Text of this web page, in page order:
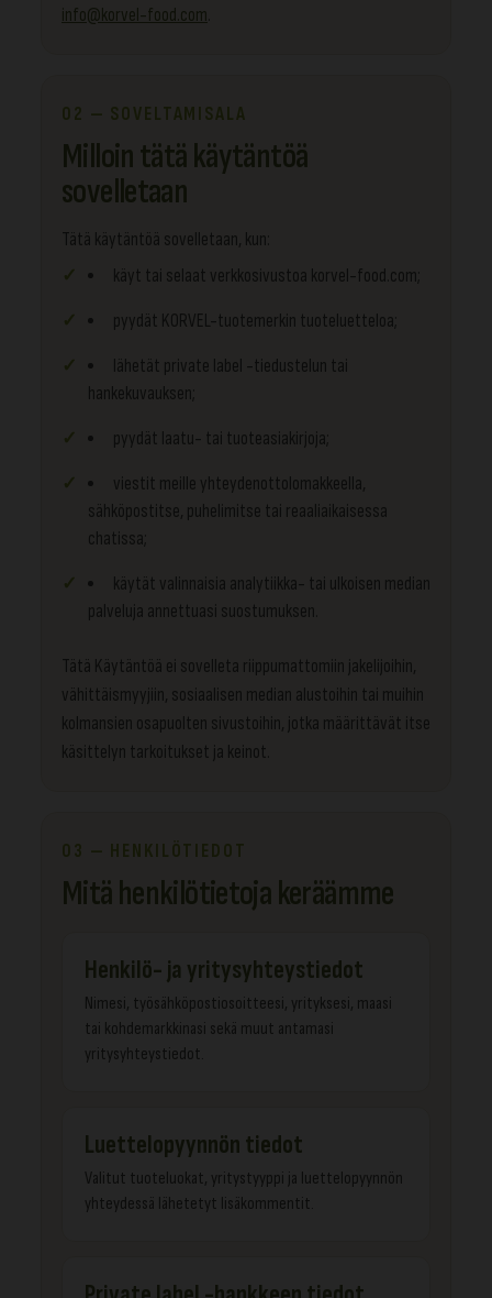
info@korvel-food.com
02 — SOVELTAMISALA
Milloin tätä käytäntöä
sovelletaan
Tätä käytäntöä sovelletaan, kun:
käyt tai selaat verkkosivustoa korvel-food.com;
pyydät KORVEL-tuotemerkin tuoteluetteloa;
lähetät private label -tiedustelun tai
hankekuvauksen;
pyydät laatu- tai tuoteasiakirjoja;
viestit meille yhteydenottolomakkeella,
sähköpostitse, puhelimitse tai reaaliaikaisessa
chatissa;
käytät valinnaisia analytiikka- tai ulkoisen median
palveluja annettuasi suostumuksen.
Tätä Käytäntöä ei sovelleta riippumattomiin jakelijoihin,
vähittäismyyjiin, sosiaalisen median alustoihin tai muihin
kolmansien osapuolten sivustoihin, jotka määrittävät itse
käsittelyn tarkoitukset ja keinot.
03 — HENKILÖTIEDOT
Mitä henkilötietoja keräämme
Henkilö- ja yritysyhteystiedot
Nimesi, työsähköpostiosoitteesi, yrityksesi, maasi
tai kohdemarkkinasi sekä muut antamasi
yritysyhteystiedot.
Luettelopyynnön tiedot
Valitut tuoteluokat, yritystyyppi ja luettelopyynnön
yhteydessä lähetetyt lisäkommentit.